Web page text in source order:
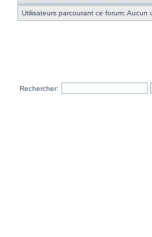
Utilisateurs parcourant ce forum: Aucun
Rechercher: